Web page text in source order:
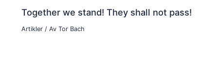
Together we stand! They shall not pass!
Artikler / Av Tor Bach